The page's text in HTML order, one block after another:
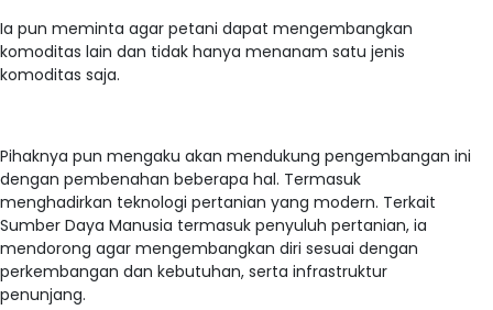
Ia pun meminta agar petani dapat mengembangkan
komoditas lain dan tidak hanya menanam satu jenis
komoditas saja.
Pihaknya pun mengaku akan mendukung pengembangan ini
dengan pembenahan beberapa hal. Termasuk
menghadirkan teknologi pertanian yang modern. Terkait
Sumber Daya Manusia termasuk penyuluh pertanian, ia
mendorong agar mengembangkan diri sesuai dengan
perkembangan dan kebutuhan, serta infrastruktur
penunjang.